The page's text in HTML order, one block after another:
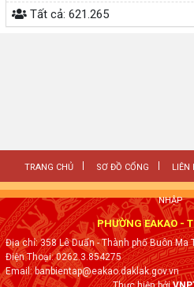
Tất cả: 621.265
TRANG CHỦ SƠ ĐỒ CỔNG LIÊN
NHẬP
PHƯỜNG EAKAO -
Địa chỉ: 358 Lê Duẩn - Thành phố Buôn Ma
Điện Thoại: 0262.3.854275
Email: banbientap@eakao.daklak.gov.vn